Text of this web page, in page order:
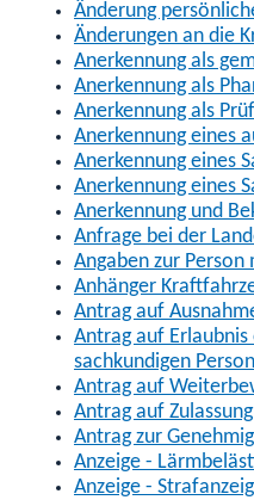
Änderung
Änderungen an die
Anerkennung als
Anerkennung als
Anerkennung als
Anerkennung eines
Anerkennung eines
Anerkennung eines
Anerkennung und
Anfrage bei der
Angaben zur
Anhänger
Antrag auf
Antrag auf Erlaubnis
sachkundigen Person
Antrag auf
Antrag auf
Antrag zur
Anzeige -
Anzeige -